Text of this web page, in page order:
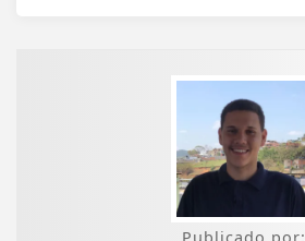
Publicado por: